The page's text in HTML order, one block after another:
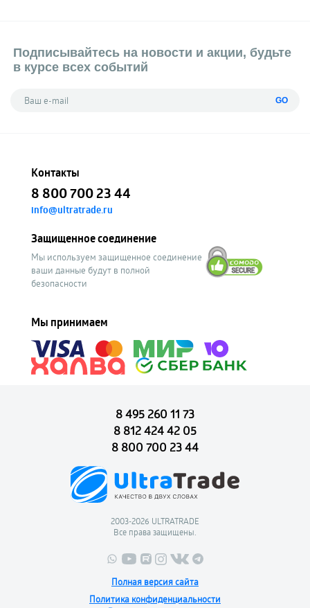
Подписывайтесь на новости и акции, будьте
в курсе всех событий
GO
Контакты
8 800 700 23 44
info@ultratrade.ru
Защищенное соединение
Мы используем защищенное соединение
ваши данные будут в полной
безопасности
Мы принимаем
8 495 260 11 73
8 812 424 42 05
8 800 700 23 44
2003-2026 ULTRATRADE
Все права защищены.
Полная версия сайта
Политика конфиденциальности